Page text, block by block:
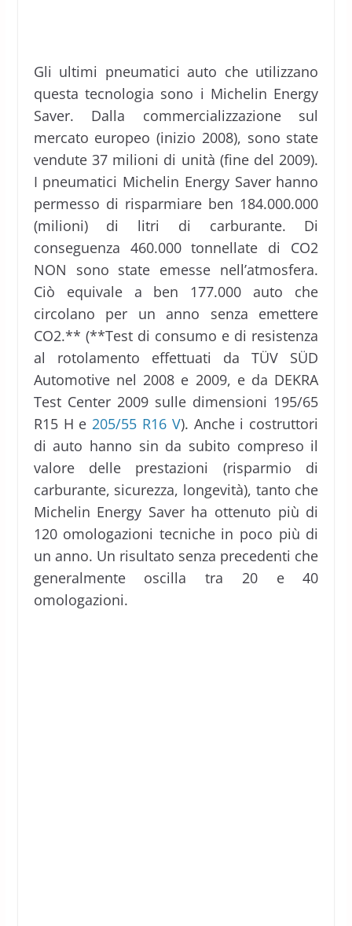
Gli ultimi pneumatici auto che utilizzano
questa tecnologia sono i Michelin Energy
Saver. Dalla commercializzazione sul
mercato europeo (inizio 2008), sono state
vendute 37 milioni di unità (fine del 2009).
I pneumatici Michelin Energy Saver hanno
permesso di risparmiare ben 184.000.000
(milioni) di litri di carburante. Di
conseguenza 460.000 tonnellate di CO2
NON sono state emesse nell’atmosfera.
Ciò equivale a ben 177.000 auto che
circolano per un anno senza emettere
CO2.** (**Test di consumo e di resistenza
al rotolamento effettuati da TÜV SÜD
Automotive nel 2008 e 2009, e da DEKRA
Test Center 2009 sulle dimensioni 195/65
R15 H e 205/55 R16 V). Anche i costruttori
di auto hanno sin da subito compreso il
valore delle prestazioni (risparmio di
carburante, sicurezza, longevità), tanto che
Michelin Energy Saver ha ottenuto più di
120 omologazioni tecniche in poco più di
un anno. Un risultato senza precedenti che
generalmente oscilla tra 20 e 40
omologazioni.